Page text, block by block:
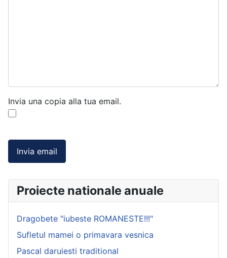
Invia una copia alla tua email.
Invia email
Proiecte nationale anuale
Dragobete "iubeste ROMANESTE!!!"
Sufletul mamei o primavara vesnica
Pascal daruiesti traditional